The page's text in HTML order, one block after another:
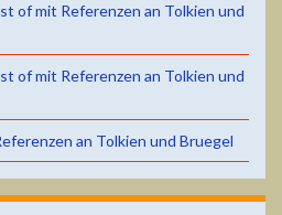
of mit Referenzen an Tolkien und
of mit Referenzen an Tolkien und
an Tolkien und Bruegel